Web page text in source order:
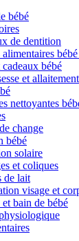
bébé
de dentition
bébé
et allaitement
nettoyantes
change
bébé
solaire
et coliques
de lait
visage et
bain de bébé